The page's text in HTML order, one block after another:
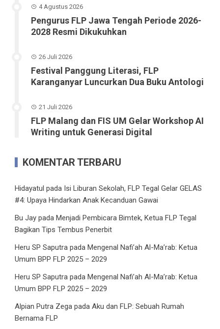
4 Agustus 2026
Pengurus FLP Jawa Tengah Periode 2026-
2028 Resmi Dikukuhkan
26 Juli 2026
Festival Panggung Literasi, FLP
Karanganyar Luncurkan Dua Buku Antologi
21 Juli 2026
FLP Malang dan FIS UM Gelar Workshop AI
Writing untuk Generasi Digital
KOMENTAR TERBARU
Hidayatul pada Isi Liburan Sekolah, FLP Tegal Gelar GELAS
#4: Upaya Hindarkan Anak Kecanduan Gawai
Bu Jay pada Menjadi Pembicara Bimtek, Ketua FLP Tegal
Bagikan Tips Tembus Penerbit
Heru SP Saputra pada Mengenal Nafi’ah Al-Ma’rab: Ketua
Umum BPP FLP 2025 – 2029
Heru SP Saputra pada Mengenal Nafi’ah Al-Ma’rab: Ketua
Umum BPP FLP 2025 – 2029
Alpian Putra Zega pada Aku dan FLP: Sebuah Rumah
Bernama FLP